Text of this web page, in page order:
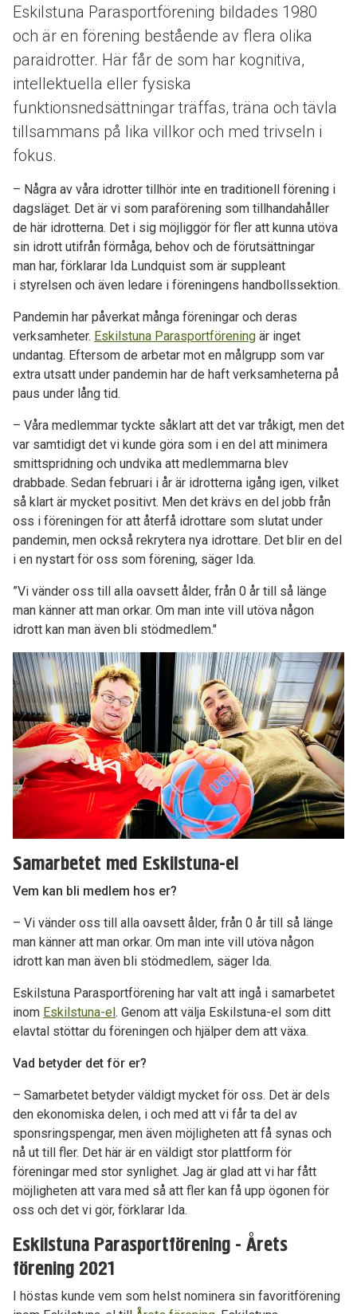
Eskilstuna Parasportförening bildades 1980
och är en förening bestående av flera olika
paraidrotter. Här får de som har kognitiva,
intellektuella eller fysiska
funktionsnedsättningar träffas, träna och tävla
tillsammans på lika villkor och med trivseln i
fokus.
– Några av våra idrotter tillhör inte en traditionell förening i
dagsläget. Det är vi som paraförening som tillhandahåller
de här idrotterna. Det i sig möjliggör för fler att kunna utöva
sin idrott utifrån förmåga, behov och de förutsättningar
man har, förklarar Ida Lundquist som är suppleant
i styrelsen och även ledare i föreningens handbollssektion.
Pandemin har påverkat många föreningar och deras
verksamheter. Eskilstuna Parasportförening är inget
undantag. Eftersom de arbetar mot en målgrupp som var
extra utsatt under pandemin har de haft verksamheterna på
paus under lång tid.
– Våra medlemmar tyckte såklart att det var tråkigt, men det
var samtidigt det vi kunde göra som i en del att minimera
smittspridning och undvika att medlemmarna blev
drabbade. Sedan februari i år är idrotterna igång igen, vilket
så klart är mycket positivt. Men det krävs en del jobb från
oss i föreningen för att återfå idrottare som slutat under
pandemin, men också rekrytera nya idrottare. Det blir en del
i en nystart för oss som förening, säger Ida.
”Vi vänder oss till alla oavsett ålder, från 0 år till så länge
man känner att man orkar. Om man inte vill utöva någon
idrott kan man även bli stödmedlem."
Samarbetet med Eskilstuna-el
Vem kan bli medlem hos er?
– Vi vänder oss till alla oavsett ålder, från 0 år till så länge
man känner att man orkar. Om man inte vill utöva någon
idrott kan man även bli stödmedlem, säger Ida.
Eskilstuna Parasportförening har valt att ingå i samarbetet
inom Eskilstuna-el. Genom att välja Eskilstuna-el som ditt
elavtal stöttar du föreningen och hjälper dem att växa.
Vad betyder det för er?
– Samarbetet betyder väldigt mycket för oss. Det är dels
den ekonomiska delen, i och med att vi får ta del av
sponsringspengar, men även möjligheten att få synas och
nå ut till fler. Det här är en väldigt stor plattform för
föreningar med stor synlighet. Jag är glad att vi har fått
möjligheten att vara med så att fler kan få upp ögonen för
oss och det vi gör, förklarar Ida.
Eskilstuna Parasportförening - Årets
förening 2021
I höstas kunde vem som helst nominera sin favoritförening